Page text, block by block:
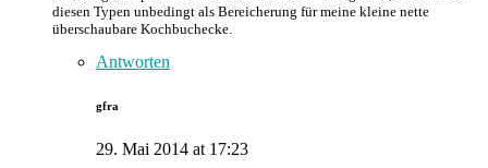
diesen Typen unbedingt als Bereicherung für meine kleine nette
überschaubare Kochbuchecke.
Antworten
gfra
29. Mai 2014 at 17:23